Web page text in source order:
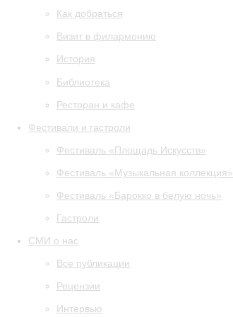
Как добраться
Визит в филармонию
История
Библиотека
Ресторан и кафе
Фестивали и гастроли
Фестиваль «Площадь Искусств»
Фестиваль «Музыкальная коллекция»
Фестиваль «Барокко в белую ночь»
Гастроли
СМИ о нас
Все публикации
Рецензии
Интервью